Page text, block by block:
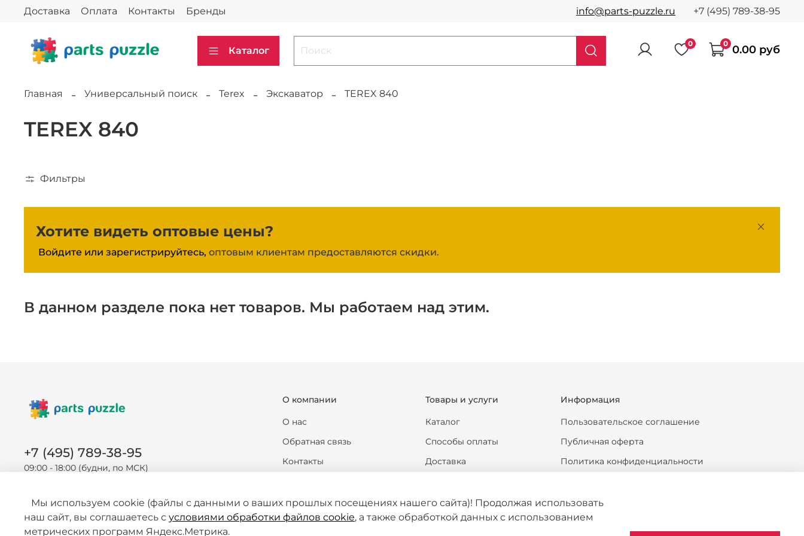
Доставка Оплата Контакты Бренды info@parts-puzzle.ru +7 (495) 789-38-95
Каталог
0 0 0.00 руб
Главная Универсальный поиск Terex Экскаватор TEREX 840
TEREX 840
Фильтры
Хотите видеть оптовые цены?
Войдите или зарегистрируйтесь, оптовым клиентам предоставляются скидки.
В данном разделе пока нет товаров. Мы работаем над этим.
О компании
О нас
Обратная связь
Контакты
Новости
Статьи
Товары и услуги
Каталог
Способы оплаты
Доставка
Формы документов
Информация
Пользовательское соглашение
Публичная оферта
Политика конфиденциальности
Политика обработки персональных данных
Согласие на обработку персональных данных
+7 (495) 789-38-95
09:00 - 18:00 (будни, по МСК)
Мы используем cookie (файлы с данными о ваших прошлых посещениях нашего сайта)! Продолжая использовать
наш сайт, вы соглашаетесь с условиями обработки файлов cookie, а также обработкой данных с использованием
метрических программ Яндекс.Метрика.